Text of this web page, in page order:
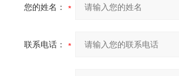
您的姓名：
联系电话：